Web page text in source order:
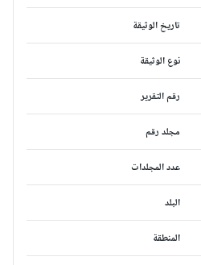
تاريخ الوثيقة
نوع الوثيقة
رقم التقرير
مجلد رقم
عدد المجلدات
البلد
المنطقة